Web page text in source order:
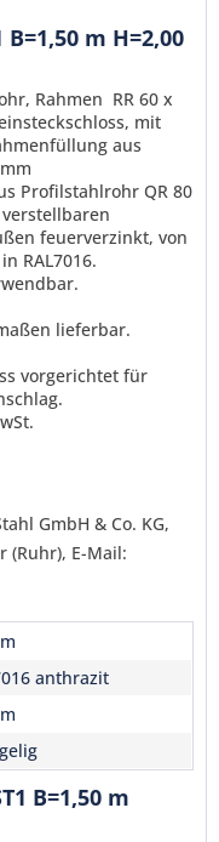
m H=2,00
Rahmen RR 60 x
mit
aus
Profilstahlrohr QR 80
feuerverzinkt, von
RAL7016.
lieferbar.
vorgerichtet für
GmbH & Co. KG,
(Ruhr), E-Mail:
anthrazit
B=1,50 m